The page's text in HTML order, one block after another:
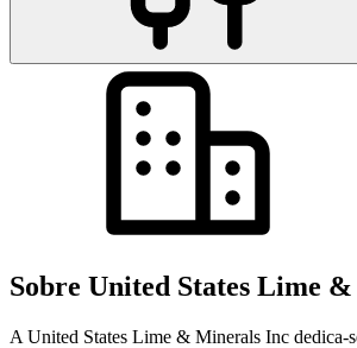
Sobre United States Lime
A United States Lime & Minerals Inc dedica-